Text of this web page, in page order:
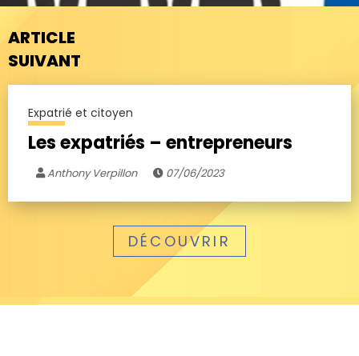
ARTICLE
SUIVANT
Expatrié et citoyen
Les expatriés – entrepreneurs
Anthony Verpillon 07/06/2023
DÉCOUVRIR